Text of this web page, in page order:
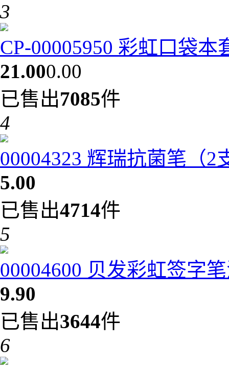
3
CP-00005950 彩虹口袋本
21.000.00
已售出7085件
4
00004323 辉瑞抗菌笔（2
5.00
已售出4714件
5
00004600 贝发彩虹签字
9.90
已售出3644件
6